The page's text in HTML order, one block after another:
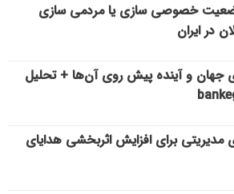
خصوصی سازی یا مردمی سازی
در ایران
جهان و آینده پیش روی آن‌ها + تحلیل
مدیریتی برای افزایش اثربخشی هدایای